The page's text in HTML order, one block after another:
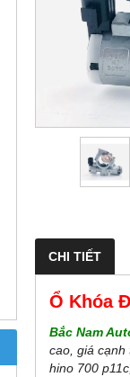
CHI TIẾT
Ổ Khóa
Bắc Nam
cao, giá cạnh
hino 700